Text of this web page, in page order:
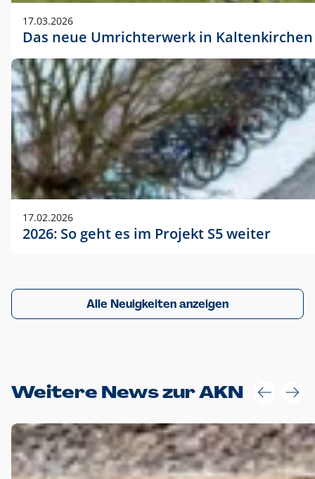
17.03.2026
Das neue Umrichterwerk in Kaltenkirchen
17.02.2026
2026: So geht es im Projekt S5 weiter
Alle Neuigkeiten anzeigen
Weitere News zur AKN